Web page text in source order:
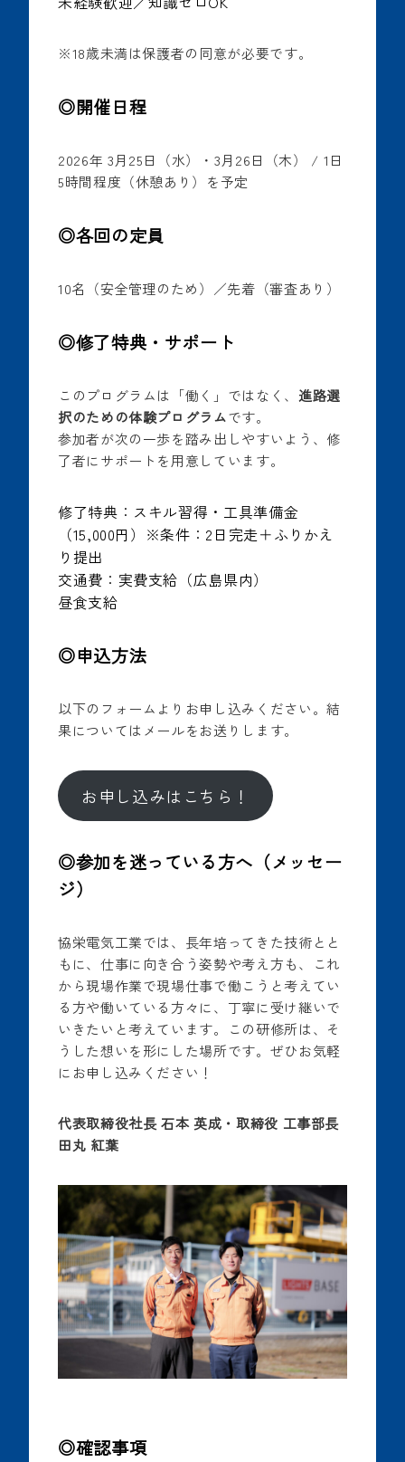
※18歳未満は保護者の同意が必要です。
◎開催日程
2026年 3月25日（水）・3月26日（木） / 1日
5時間程度（休憩あり）を予定
◎各回の定員
10名（安全管理のため）／先着（審査あり）
◎修了特典・サポート
このプログラムは「働く」ではなく、 進路選
択のための体験プログラムです。
参加者が次の一歩を踏み出しやすいよう、修
了者にサポートを用意しています。
修了特典：スキル習得・工具準備金
（15,000円）※条件：2日完走＋ふりかえ
り提出
交通費：実費支給（広島県内）
昼食支給
◎申込方法
以下のフォームよりお申し込みください。結
果についてはメールをお送りします。
お申し込みはこちら！
◎参加を迷っている方へ（メッセー
ジ）
協栄電気工業では、長年培ってきた技術とと
もに、仕事に向き合う姿勢や考え方も、これ
から現場作業で現場仕事で働こうと考えてい
る方や働いている方々に、丁寧に受け継いで
いきたいと考えています。この研修所は、そ
うした想いを形にした場所です。ぜひお気軽
にお申し込みください！
代表取締役社長 石本 英成・取締役 工事部長
田丸 紅葉
◎確認事項